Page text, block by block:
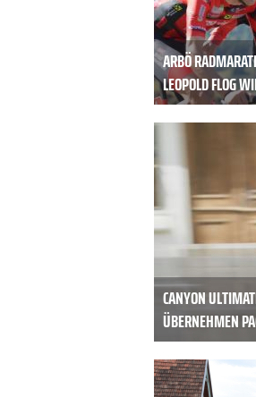
ARBÖ
LEOPOLD FLOG
CANYON
ÜBERNEHMEN